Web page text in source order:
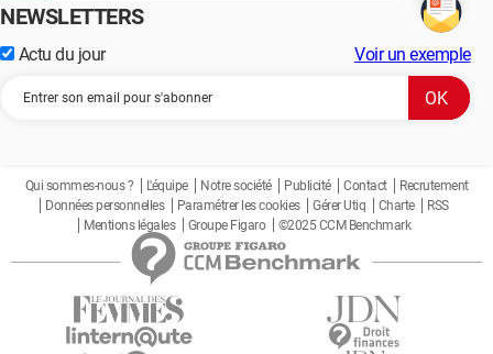
NEWSLETTERS
Actu du jour Voir un exemple
Qui sommes-nous ? L'équipe Notre société Publicité Contact
Recrutement
Données personnelles
Paramétrer les cookies Gérer Utiq Charte
RSS
Mentions légales
Groupe Figaro ©2025 CCM Benchmark